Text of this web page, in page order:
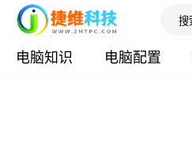
电脑知识 电脑配置